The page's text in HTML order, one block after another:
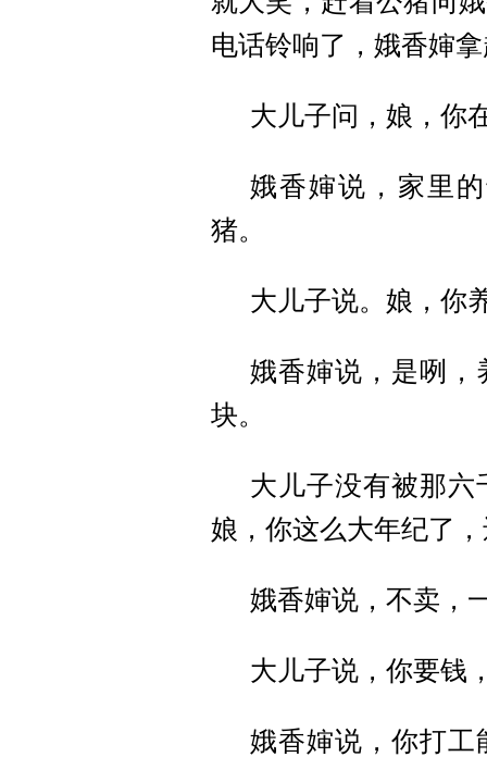
电话铃响了，娥香婶
大儿子问，娘，你
娥香婶说，家里
猪。
大儿子说。娘，你
娥香婶说，是咧，
块。
大儿子没有被那
娘，你这么大年纪了
娥香婶说，不卖，
大儿子说，你要钱
娥香婶说，你打工